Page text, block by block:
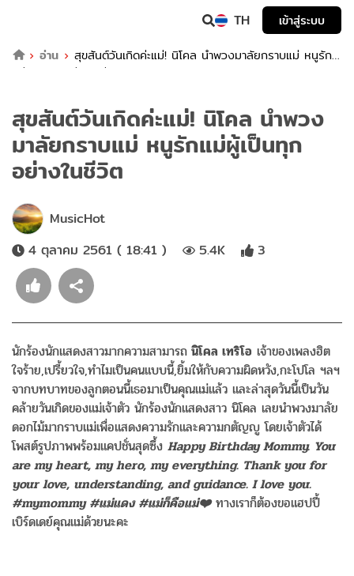
TH
เข้าสู่ระบบ
อ่าน
สุขสันต์วันเกิดค่ะแม่! นิโคล นำพวงมาลัยกราบแม่ หนูรัก
แม่ผู้เป็นทุกอย่างในชีวิต
สุขสันต์วันเกิดค่ะแม่! นิโคล นำพวง
มาลัยกราบแม่ หนูรักแม่ผู้เป็นทุก
อย่างในชีวิต
MusicHot
4 ตุลาคม 2561 ( 18:41 )
5.4K 3
นักร้องนักแสดงสาวมากความสามารถ นิโคล เทริโอ เจ้าของเพลงฮิต
ใจร้าย,เปรี้ยวใจ,ทำไมเป็นคนแบบนี้,ยิ้มให้กับความผิดหวัง,กะโปโล ฯลฯ
จากบทบาทของลูกตอนนี้เธอมาเป็นคุณแม่แล้ว และล่าสุดวันนี้เป็นวัน
คล้ายวันเกิดของแม่เจ้าตัว นักร้องนักแสดงสาว นิโคล เลยนำพวงมาลัย
ดอกไม้มากราบแม่เพื่อแสดงความรักและความกตัญญู โดยเจ้าตัวได้
โพสต์รูปภาพพร้อมแคปชั่นสุดซึ้ง Happy​ Birthday​ Mommy.​ You​
are​ my​ heart, my​ hero, my​ everything.​ Thank​ you​ for​
your​ love, understanding, and​ guidance.​ I​ love​ you.​
#mymommy #แม่แดง​ #แม่ก็คือแม่❤️ทางเราก็ต้องขอแฮปปี้
เบิร์ดเดย์คุณแม่ด้วยนะคะ